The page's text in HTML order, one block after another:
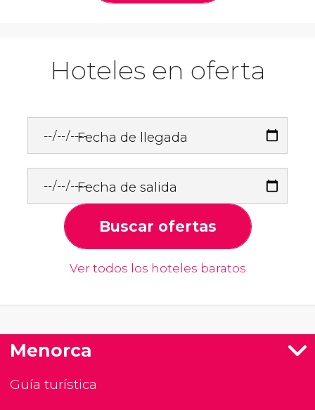
Hoteles en oferta
Fecha de llegada
Fecha de salida
Buscar ofertas
Ver todos los hoteles baratos
Menorca
Guía turística